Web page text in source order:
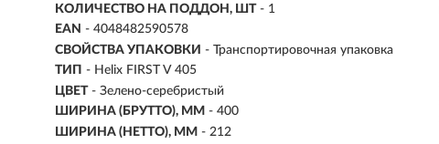
КОЛИЧЕСТВО НА ПОДДОН, ШТ - 1
EAN - 4048482590578
СВОЙСТВА УПАКОВКИ - Транспортировочная упаковка
ТИП - Helix FIRST V 405
ЦВЕТ - Зелено-серебристый
ШИРИНА (БРУТТО), ММ - 400
ШИРИНА (НЕТТО), ММ - 212